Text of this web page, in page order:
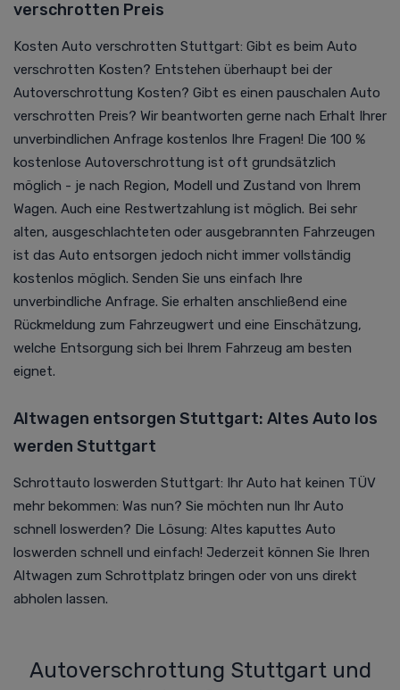
verschrotten Preis
Kosten Auto verschrotten Stuttgart: Gibt es beim Auto
verschrotten Kosten? Entstehen überhaupt bei der
Autoverschrottung Kosten? Gibt es einen pauschalen Auto
verschrotten Preis? Wir beantworten gerne nach Erhalt Ihrer
unverbindlichen Anfrage kostenlos Ihre Fragen! Die 100 %
kostenlose Autoverschrottung ist oft grundsätzlich
möglich - je nach Region, Modell und Zustand von Ihrem
Wagen. Auch eine Restwertzahlung ist möglich. Bei sehr
alten, ausgeschlachteten oder ausgebrannten Fahrzeugen
ist das Auto entsorgen jedoch nicht immer vollständig
kostenlos möglich. Senden Sie uns einfach Ihre
unverbindliche Anfrage. Sie erhalten anschließend eine
Rückmeldung zum Fahrzeugwert und eine Einschätzung,
welche Entsorgung sich bei Ihrem Fahrzeug am besten
eignet.
Altwagen entsorgen Stuttgart: Altes Auto los
werden Stuttgart
Schrottauto loswerden Stuttgart: Ihr Auto hat keinen TÜV
mehr bekommen: Was nun? Sie möchten nun Ihr Auto
schnell loswerden? Die Lösung: Altes kaputtes Auto
loswerden schnell und einfach! Jederzeit können Sie Ihren
Altwagen zum Schrottplatz bringen oder von uns direkt
abholen lassen.
Autoverschrottung Stuttgart und